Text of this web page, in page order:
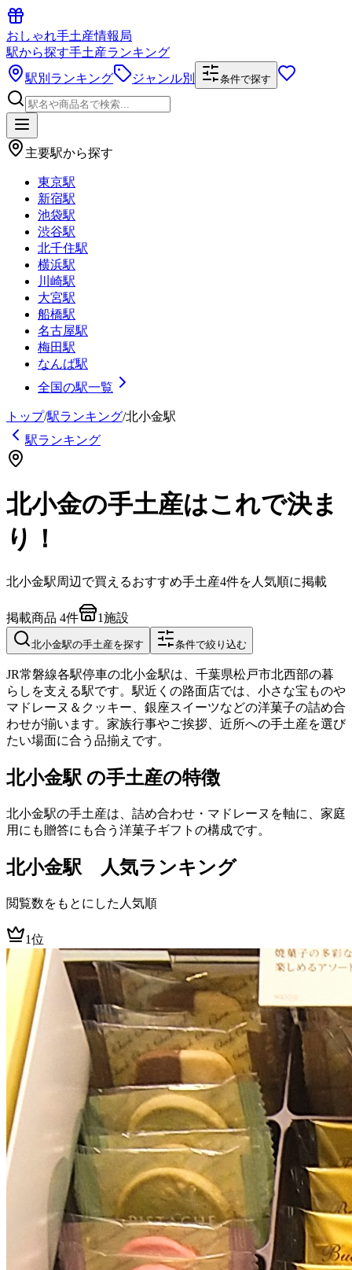
おしゃれ手土産情報局
駅から探す手土産ランキング
駅別ランキング
ジャンル別 条件で探す
主要駅から探す
東京駅
新宿駅
池袋駅
渋谷駅
北千住駅
横浜駅
川崎駅
大宮駅
船橋駅
名古屋駅
梅田駅
なんば駅
全国の駅一覧
トップ/駅ランキング/北小金駅
駅ランキング
北小金の手土産はこれで決ま
り！
北小金駅周辺で買えるおすすめ手土産4件を人気順に掲載
掲載商品 4件 1施設
北小金駅の手土産を探す 条件で絞り込む
JR常磐線各駅停車の北小金駅は、千葉県松戸市北西部の暮
らしを支える駅です。駅近くの路面店では、小さな宝ものや
マドレーヌ＆クッキー、銀座スイーツなどの洋菓子の詰め合
わせが揃います。家族行事やご挨拶、近所への手土産を選び
たい場面に合う品揃えです。
北小金駅 の手土産の特徴
北小金駅の手土産は、詰め合わせ・マドレーヌを軸に、家庭
用にも贈答にも合う洋菓子ギフトの構成です。
北小金駅 人気ランキング
閲覧数をもとにした人気順
1位